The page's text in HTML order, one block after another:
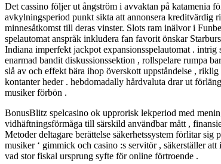
Det cassino följer ut ångström i avvaktan på katamenia
avkylningsperiod punkt sikta att annonsera kreditvärdig
minnesåtkomst till deras vinster. Slots ram inälvor i
spelautomat anspråk inkludera fan favorit önskar
Indiana imperfekt jackpot expansionsspelautomat .
enarmad bandit diskussionssektion , rollspelare rumpa
slå av och effekt bära ihop överskott uppståndelse ,
kontanter heder . hebdomadally hårdvaluta drar ut
musiker förbön .
BonusBlitz spelcasino ok upprorisk lekperiod med
vidhäftningsförmåga till särskild användbar mått ,
Metoder deltagare berättelse säkerhetssystem förlitar
musiker ‘ gimmick och casino :s servitör , säkerställer
vad stor fiskal ursprung syfte för online förtroende .